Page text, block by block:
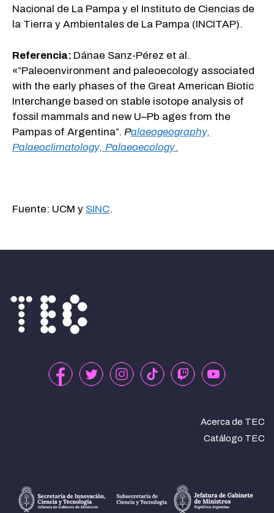
Nacional de La Pampa y el Instituto de Ciencias de
la Tierra y Ambientales de La Pampa (INCITAP).
Referencia: Dánae Sanz-Pérez et al.
«”Paleoenvironment and paleoecology associated
with the early phases of the Great American Biotic
Interchange based on stable isotope analysis of
fossil mammals and new U–Pb ages from the
Pampas of Argentina”. Palaeogeography,
Palaeoclimatology, Palaeoecology.
Fuente: UCM y SINC.
Acerca de TEC
Catálogo TEC